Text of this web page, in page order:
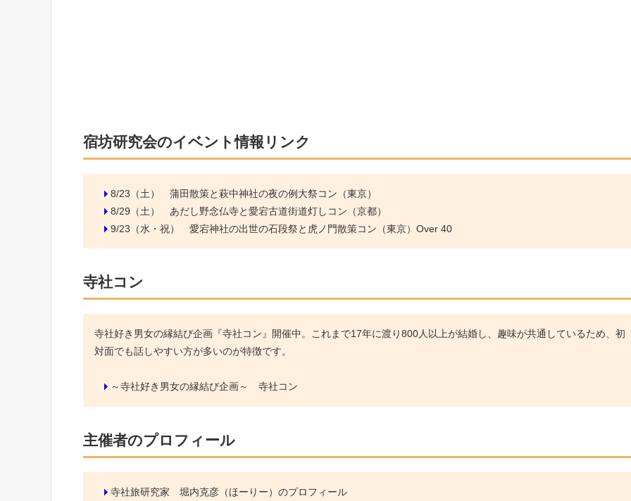
宿坊研究会のイベント情報リンク
8/23（土） 蒲田散策と萩中神社の夜の例大祭コン（東京）
8/29（土） あだし野念仏寺と愛宕古道街道灯しコン（京都）
9/23（水・祝） 愛宕神社の出世の石段祭と虎ノ門散策コン（東京）Over 40
寺社コン
寺社好き男女の縁結び企画『寺社コン』開催中。これまで17年に渡り800人以上が結婚し、趣味が共通しているため、初
対面でも話しやすい方が多いのが特徴です。
～寺社好き男女の縁結び企画～ 寺社コン
主催者のプロフィール
寺社旅研究家 堀内克彦（ほーりー）のプロフィール